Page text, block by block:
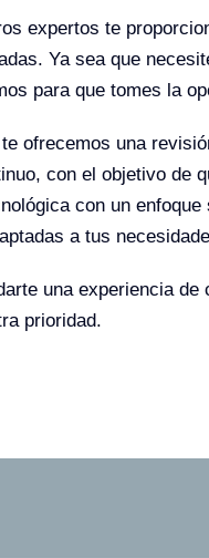
expertos te
Ya sea que
para que tomes la
ofrecemos una
con el objetivo de
con un
a tus
una experiencia
prioridad.